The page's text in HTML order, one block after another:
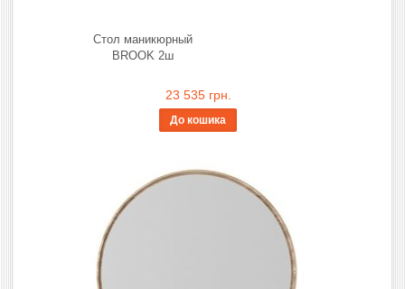
Стол маникюрный
BROOK 2ш
23 535 грн.
До кошика